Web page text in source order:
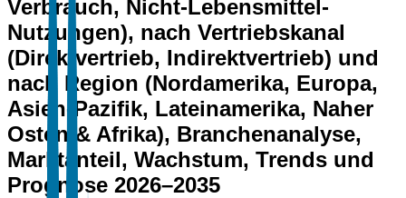
Verbrauch, Nicht-Lebensmittel-
Nutzungen), nach Vertriebskanal
(Direktvertrieb, Indirektvertrieb) und
nach Region (Nordamerika, Europa,
Asien-Pazifik, Lateinamerika, Naher
Osten & Afrika), Branchenanalyse,
Marktanteil, Wachstum, Trends und
Prognose 2026–2035